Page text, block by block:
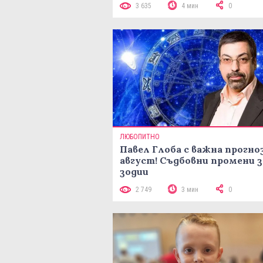
3 635 4 мин 0
ЛЮБОПИТНО
Павел Глоба с важна
август! Съдбовни промени
зодии
2 749 3 мин 0